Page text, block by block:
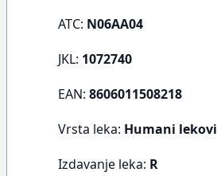
ATC: N06AA04
JKL: 1072740
EAN: 8606011508218
Vrsta leka: Humani lekovi
Izdavanje leka: R